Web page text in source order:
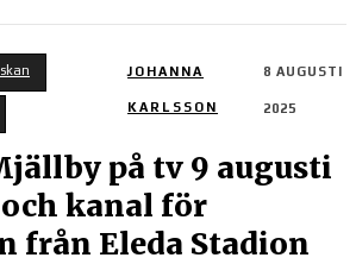
JOHANNA
KARLSSON
8 AUGUSTI
2025
på tv 9 augusti
kanal för
från Eleda Stadion